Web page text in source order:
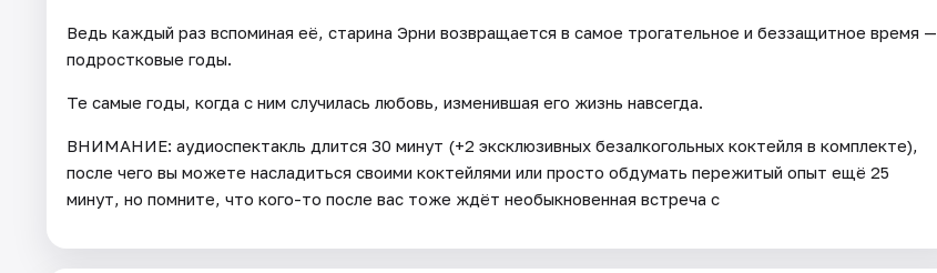
Ведь каждый раз вспоминая её, старина Эрни возвращается в самое трогательное и беззащитное время —
подростковые годы.
Те самые годы, когда с ним случилась любовь, изменившая его жизнь навсегда.
ВНИМАНИЕ: аудиоспектакль длится 30 минут (+2 эксклюзивных безалкогольных коктейля в комплекте),
после чего вы можете насладиться своими коктейлями или просто обдумать пережитый опыт ещё 25
минут, но помните, что кого-то после вас тоже ждёт необыкновенная встреча с